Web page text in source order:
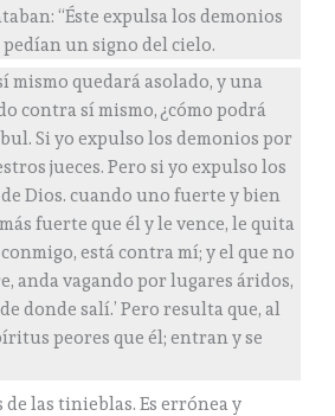
“Éste expulsa los demonios
un signo del cielo.
quedará asolado, y una
contra sí mismo, ¿cómo podrá
Si yo expulso los demonios por
jueces. Pero si yo expulso los
Dios. cuando uno fuerte y bien
fuerte que él y le vence, le quita
está contra mí; y el que no
anda vagando por lugares áridos,
donde salí.’ Pero resulta que, al
peores que él; entran y se
las tinieblas. Es errónea y